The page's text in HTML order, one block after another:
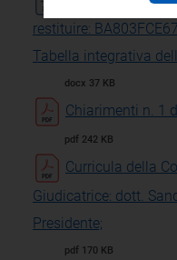
restituire:
Tabella integrativa
docx 37 KB
Chiarimenti n. 1
pdf 242 KB
Curricula della
Giudicatrice: dott.
Presidente;
pdf 170 KB